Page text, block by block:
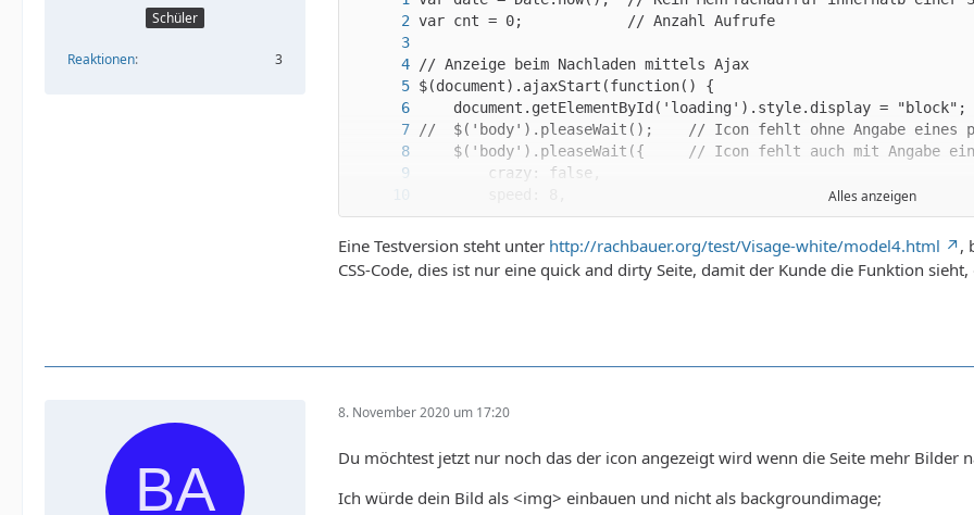
Schüler
Reaktionen 3
Alles anzeigen
Eine Testversion steht unter http://rachbauer.org/test/Visage-white/model4.html
,
CSS-Code, dies ist nur eine quick and dirty Seite, damit der Kunde die Funktion
8. November 2020 um 17:20
Du möchtest jetzt nur noch das der icon angezeigt wird wenn die Seite mehr Bilder
Ich würde dein Bild als <img> einbauen und nicht als backgroundimage;